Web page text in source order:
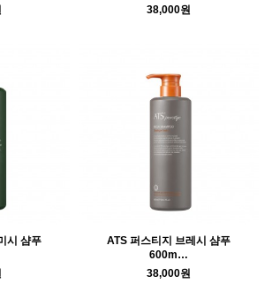
38,000원
시 샴푸
ATS 퍼스티지 브레시 샴푸
600m…
38,000원